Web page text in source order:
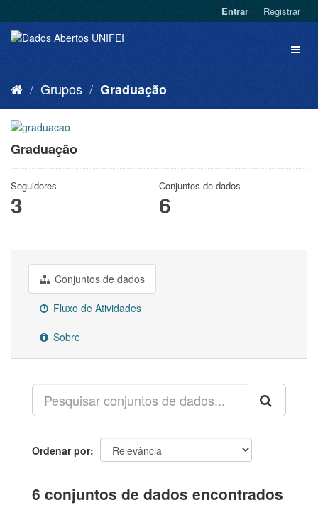
Entrar Registrar
Grupos Graduação
Graduação
Seguidores
3
Conjuntos de dados
6
Conjuntos de dados
Fluxo de Atividades
Sobre
Ordenar por
6 conjuntos de dados encontrados